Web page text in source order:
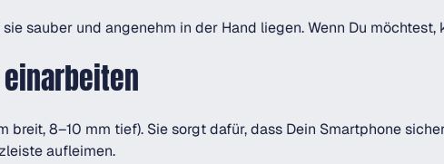
sauber und angenehm in der Hand liegen. Wenn Du
breit, 8–10 mm tief). Sie sorgt dafür, dass Dein Smartphone
aufleimen.